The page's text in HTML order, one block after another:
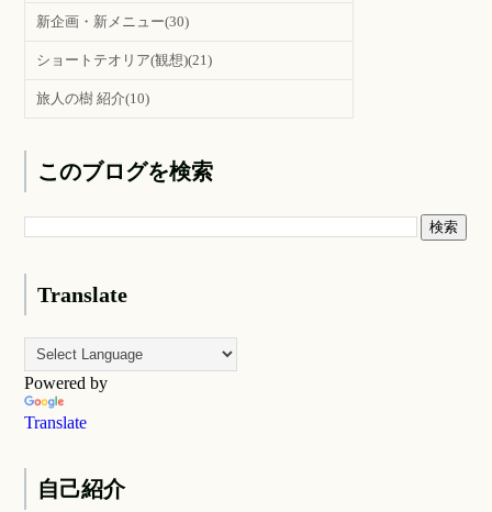
新企画・新メニュー(30)
ショートテオリア(観想)(21)
旅人の樹 紹介(10)
このブログを検索
Translate
Powered by
Translate
自己紹介